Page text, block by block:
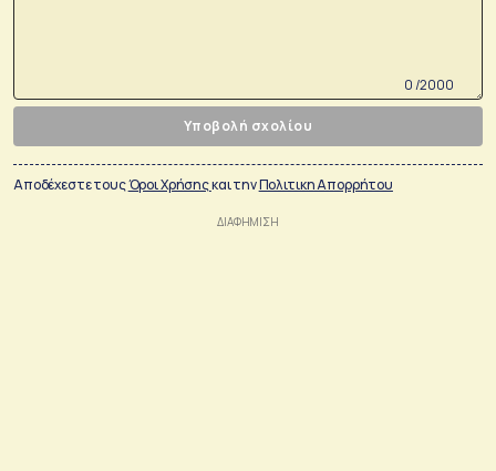
0 /2000
Υποβολή σχολίου
Αποδέχεστε τουςΌροι Χρήσηςκαι τηνΠολιτικη Απορρήτου